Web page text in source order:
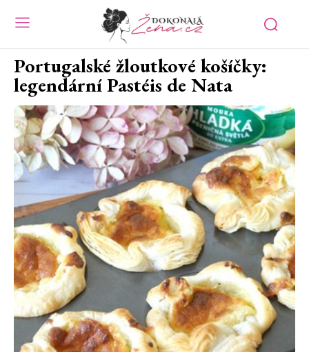
Portugalské žloutkové košíčky:
legendární Pastéis de Nata